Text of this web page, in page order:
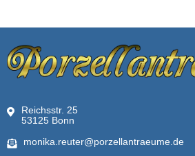
Reichsstr. 25
53125 Bonn
monika.reuter@porzellantraeume.de